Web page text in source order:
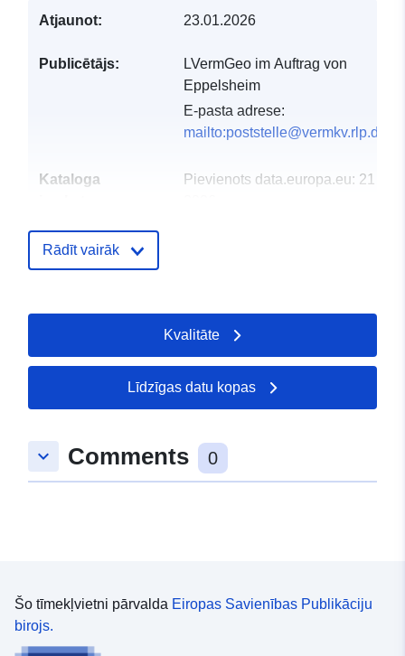
Atjaunot: 23.01.2026
Publicētājs:
LVermGeo im Auftrag von
Eppelsheim
E-pasta adrese:
mailto:poststelle@vermkv.rlp.de
Kataloga
Pievienots data.europa.eu: 21
atrašanās vieta:
49.7018 ], [ 8.16573,
49.7018 ], [ 8.16573,
49.7002 ], [ 8.16431,
49.7002 ], [ 8.16431,
uriRef:
http://data.europa.eu/88u/dataset/
Rādīt vairāk
Kvalitāte
Līdzīgas datu kopas
keyboard_arrow_down Comments 0
Šo tīmekļvietni pārvalda Eiropas Savienības Publikāciju
birojs.